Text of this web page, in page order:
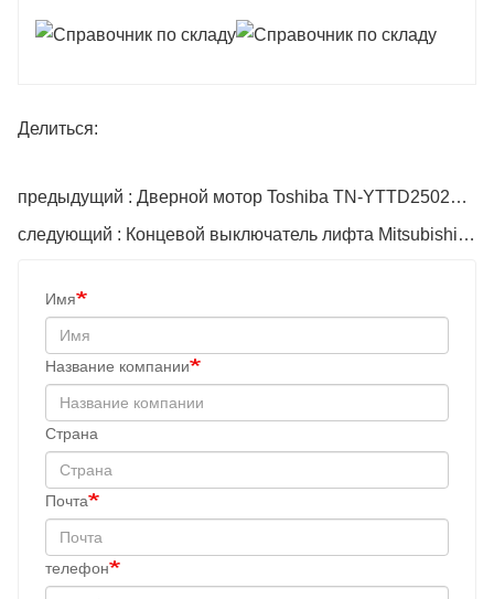
Делиться:
предыдущий : Дверной мотор Toshiba TN-YTTD250250B CV180190
следующий : Концевой выключатель лифта Mitsubishi 1370/1371
Имя
Название компании
Cтрана
Почта
телефон